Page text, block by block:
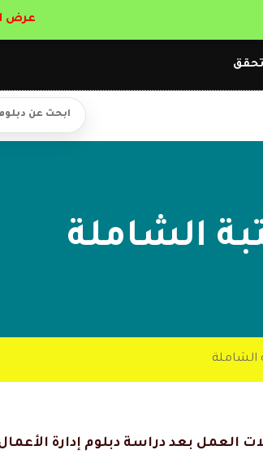
تحقق
الشاملة
الشاملة
العمل بعد دراسة دبلوم إدارة
عرض